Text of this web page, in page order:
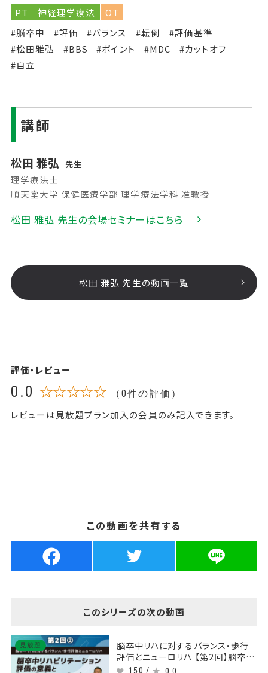
PT 神経理学療法
OT
#脳卒中
#評価 #バランス #転倒
#評価基準
#松田雅弘
#BBS #ポイント #MDC
#カットオフ
#自立
講師
松田 雅弘 先生
理学療法士
順天堂大学 保健医療学部 理学療法学科 准教授
松田 雅弘 先生の会場セミナーはこちら
松田 雅弘 先生の動画一覧
評価・レビュー
0.0 ☆☆☆☆☆ （0件の評価）
レビューは見放題プラン加入の会員のみ記入できます。
この動画を共有する
このシリーズの次の動画
見放題
脳卒中リハに対するバランス・歩行
評価とニューロリハ 【第2回】脳卒中
リハビリテーション評価の意義と
150 /